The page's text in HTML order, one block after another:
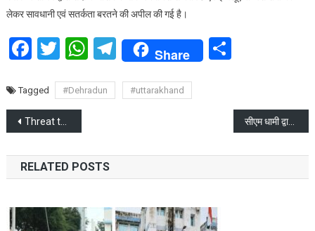
लेकर सावधानी एवं सतर्कता बरतने की अपील की गई है।
Facebook
Twitter
WhatsApp
Telegram
Share Share
Tagged #Dehradun #uttarakhand
Post
navigation
Threat to bomb Shri Ram Temple and CM Yogi Adityanath सीएम धामी द्वारा जनता के विकास के लिए की गई घोषणाओं को समय पर पूरा करे अधिकारी : सचिव दीपक कुमार
RELATED POSTS